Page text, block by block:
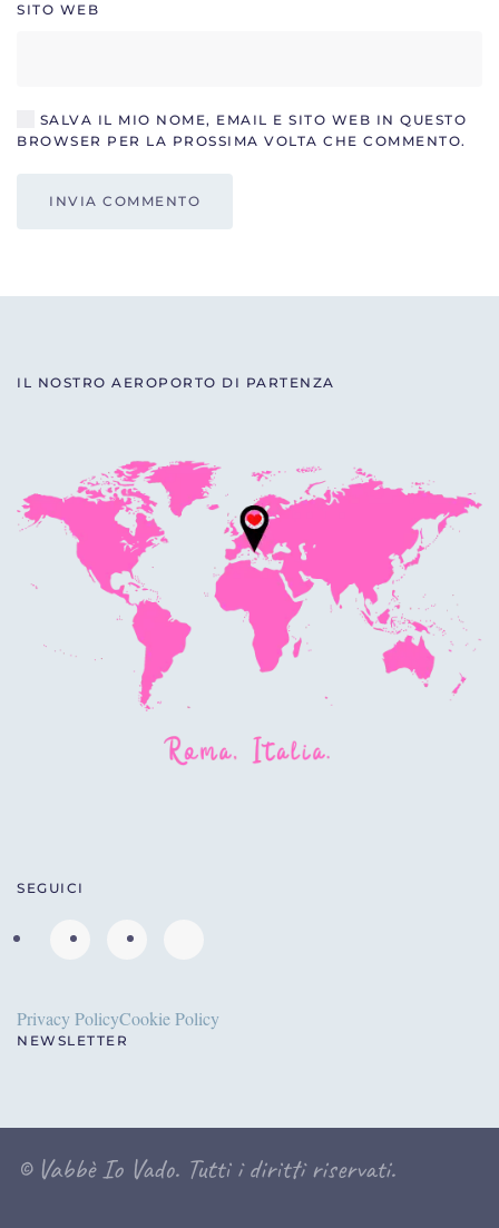
SITO WEB
SALVA IL MIO NOME, EMAIL E SITO WEB IN QUESTO
BROWSER PER LA PROSSIMA VOLTA CHE COMMENTO.
INVIA COMMENTO
IL NOSTRO AEROPORTO DI PARTENZA
SEGUICI
Privacy PolicyCookie Policy
NEWSLETTER
© Vabbè Io Vado. Tutti i diritti riservati.